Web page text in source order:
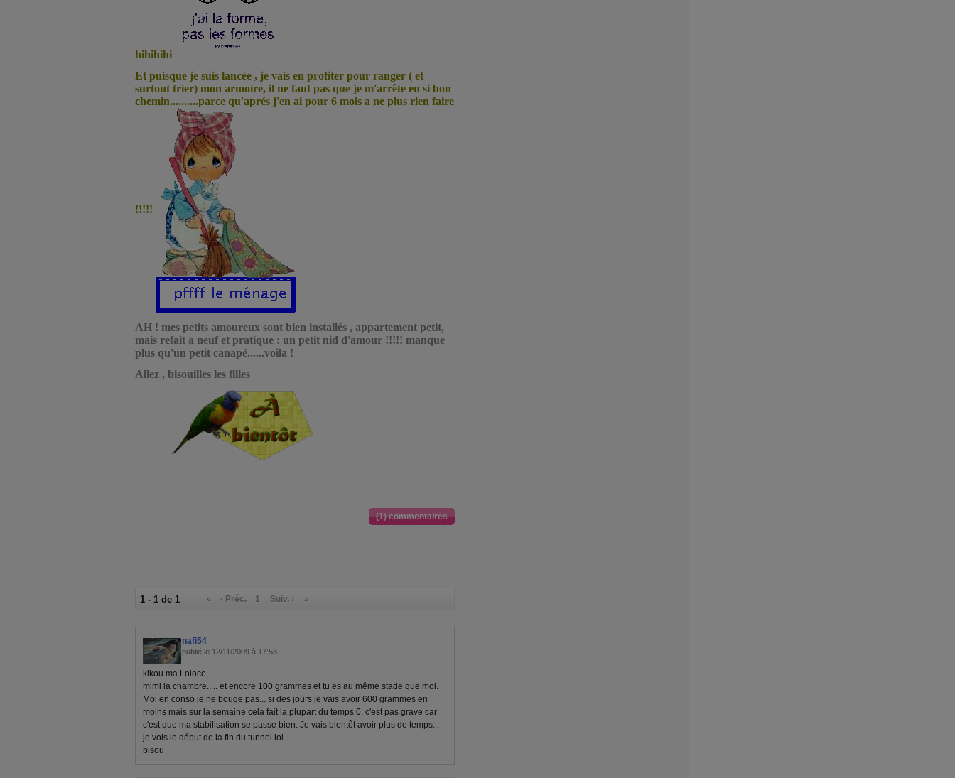
hihihihi
Et puisque je suis lancée , je vais en profiter pour ranger ( et
surtout trier) mon armoire, il ne faut pas que je m'arrête en si bon
chemin..........parce qu'aprés j'en ai pour 6 mois a ne plus rien faire
!!!!!
AH ! mes petits amoureux sont bien installés , appartement petit,
mais refait a neuf et pratique : un petit nid d'amour !!!!! manque
plus qu'un petit canapé......voila !
Allez , bisouilles les filles
(1) commentaires
1 - 1 de 1 « ‹ Préc. 1 Suiv. › »
nafi54
publié le 12/11/2009 à 17:53
kikou ma Loloco,
mimi la chambre..... et encore 100 grammes et tu es au même stade que moi.
Moi en conso je ne bouge pas... si des jours je vais avoir 600 grammes en
moins mais sur la semaine cela fait la plupart du temps 0. c'est pas grave car
c'est que ma stabilisation se passe bien. Je vais bientôt avoir plus de temps...
je vois le début de la fin du tunnel lol
bisou